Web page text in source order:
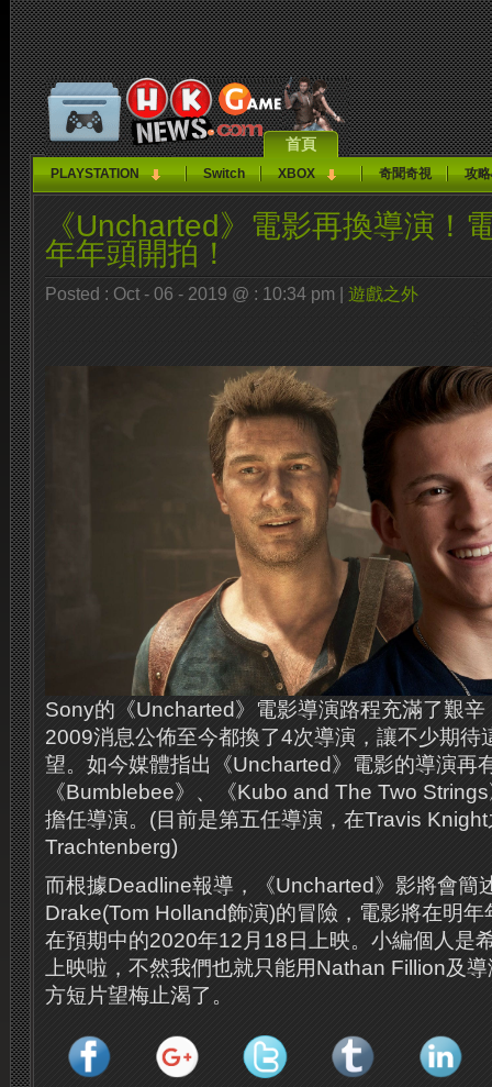
首頁
PLAYSTATION Switch XBOX 奇聞奇視 攻
《Uncharted》電影再換導演！
年年頭開拍！
Posted : Oct - 06 - 2019 @ : 10:34 pm | 遊戲之外
Sony的《Uncharted》電影導演路程充滿了艱
2009消息公佈至今都換了4次導演，讓不少期待
望。如今媒體指出《Uncharted》電影的導演再
《Bumblebee》、《Kubo and The Two
擔任導演。(目前是第五任導演，在Travis
Trachtenberg)
而根據Deadline報導，《Uncharted》影將會簡
Drake(Tom Holland飾演)的冒險，電影將在明
在預期中的2020年12月18日上映。小編個人是
上映啦，不然我們也就只能用Nathan Fillion及
方短片望梅止渴了。